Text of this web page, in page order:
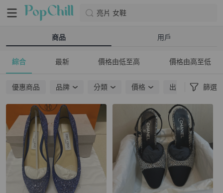
亮片 女鞋
商品 用戶
綜合 最新 價格由低至高 價格由高至低
優惠商品 品牌 分類 價格 出貨地點 篩選